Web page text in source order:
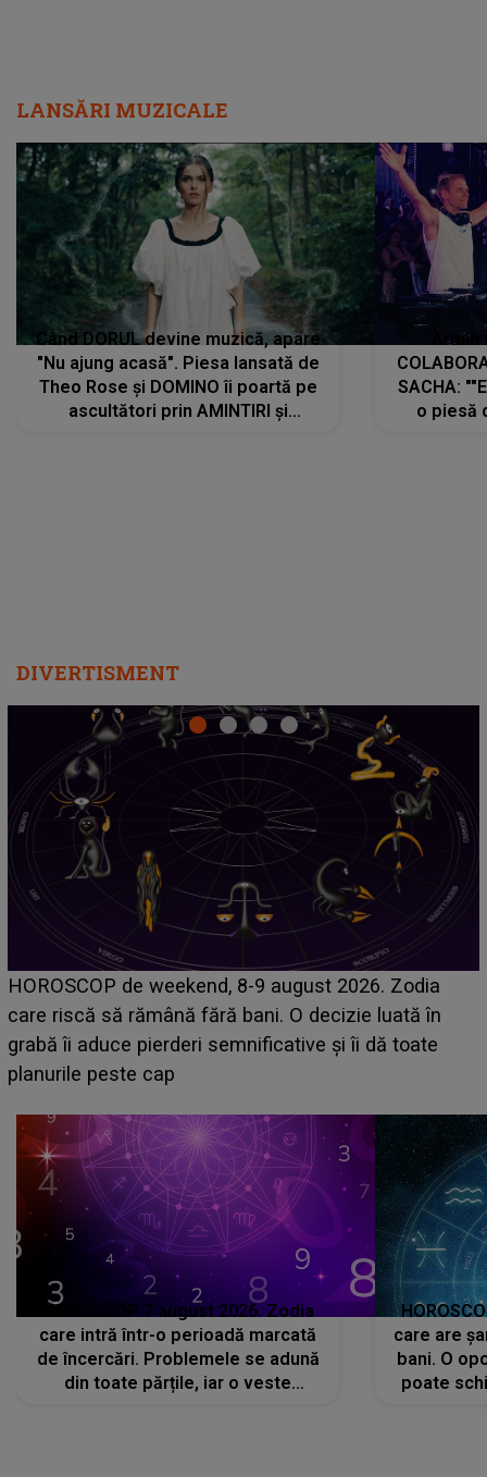
LANSĂRI MUZICALE
Când DORUL devine muzică, apare
"Nu ajung acasă". Piesa lansată de
Theo Rose și DOMINO îi poartă pe
ascultători prin AMINTIRI și
SACHA:
o piesă
DIVERTISMENT
Emanuel a ținut ACEST DETALIU ASCUNS până
acum! În fața Alexandrei, concurentul din Casa Iubirii
face o MĂRTURISIRE NEAȘTEPTATĂ despre mama
sa: "I-am spus și ei în față, eu nu te iubesc pentru
HOROSCOP 7 august 2026. Zodia
care intră într-o perioadă marcată
de încercări. Problemele se adună
din toate părțile, iar o veste
care are
bani. O
poate